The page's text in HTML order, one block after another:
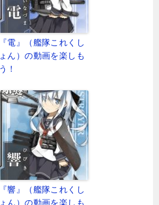
『電』（艦隊これくし
ょん）の動画を楽しも
う！
『響』（艦隊これくし
ょん）の動画を楽しも